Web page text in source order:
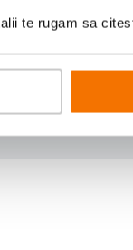
te rugam sa
TA-ARA-